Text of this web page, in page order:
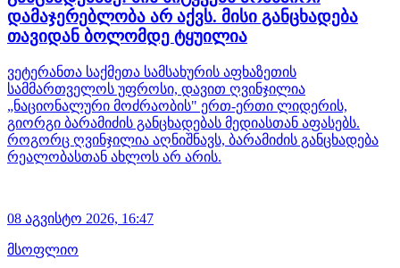
დამაჯერებლობა არ აქვს. მისი განცხადება
თავიდან ბოლომდე ტყუილია
ვეტერანთა საქმეთა სამსახურის აფხაზეთის
სამმართველოს უფროსი, დავით ღვინჯილია
„ნაციონალური მოძრაობის" ერთ-ერთი ლიდერის,
გიორგი ბარამიძის განცხადებას მედიასთან აფასებს.
როგორც ღვინჯილია აღნიშნავს, ბარამიძის განცხადება
რეალობასთან ახლოს არ არის.
08 აგვისტო 2026, 16:47
მსოფლიო